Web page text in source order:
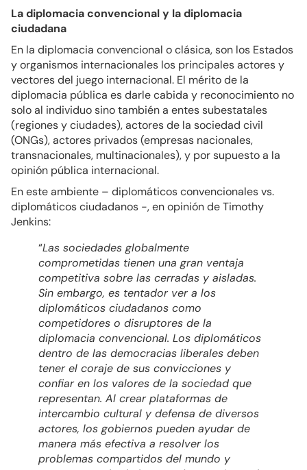
La diplomacia convencional y la diplomacia
ciudadana
En la diplomacia convencional o clásica, son los Estados
y organismos internacionales los principales actores y
vectores del juego internacional. El mérito de la
diplomacia pública es darle cabida y reconocimiento no
solo al individuo sino también a entes subestatales
(regiones y ciudades), actores de la sociedad civil
(ONGs), actores privados (empresas nacionales,
transnacionales, multinacionales), y por supuesto a la
opinión pública internacional.
En este ambiente – diplomáticos convencionales vs.
diplomáticos ciudadanos -, en opinión de Timothy
Jenkins:
“Las sociedades globalmente
comprometidas tienen una gran ventaja
competitiva sobre las cerradas y aisladas.
Sin embargo, es tentador ver a los
diplomáticos ciudadanos como
competidores o disruptores de la
diplomacia convencional. Los diplomáticos
dentro de las democracias liberales deben
tener el coraje de sus convicciones y
confiar en los valores de la sociedad que
representan. Al crear plataformas de
intercambio cultural y defensa de diversos
actores, los gobiernos pueden ayudar de
manera más efectiva a resolver los
problemas compartidos del mundo y